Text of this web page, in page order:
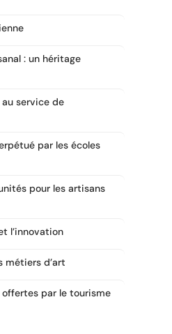
: un héritage
service de
par les écoles
pour les artisans
l’innovation
métiers d’art
par le tourisme